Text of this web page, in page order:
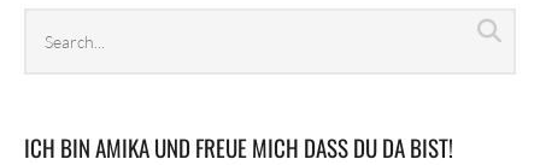
archives
ICH BIN AMIKA UND FREUE MICH DASS DU DA BIST!